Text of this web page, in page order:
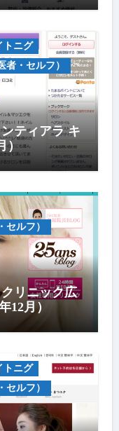
トニグ
・セルフ）
ティアラ キ
）
ルフ）
リニック広
12月）
トニグ
ルフ）